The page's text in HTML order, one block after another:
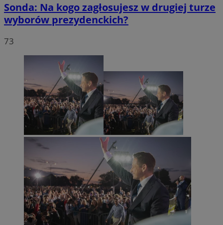
Sonda: Na kogo zagłosujesz w drugiej turze
wyborów prezydenckich?
73